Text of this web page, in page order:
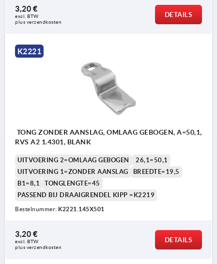
3,20 €
excl. BTW
plus verzendkosten
DETAILS
K2221
TONG ZONDER AANSLAG, OMLAAG GEBOGEN, A=50,1,
RVS A2 1.4301, BLANK
UITVOERING 2=OMLAAG GEBOGEN
26,1=50,1
UITVOERING 1=ZONDER AANSLAG
BREEDTE=19,5
B1=8,1
TONGLENGTE=45
PASSEND BIJ DRAAIGRENDEL KIPP =K2219
Bestelnummer: K2221.145X501
3,20 €
excl. BTW
plus verzendkosten
DETAILS